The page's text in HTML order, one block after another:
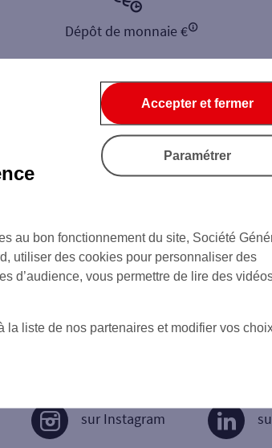
Dépôt de monnaie €
sur Instagram
au bon fonctionnement du site, Société
utiliser des cookies pour personnaliser des
d’audience, vous permettre de lire des
liste de nos partenaires et modifier vos
Accepter et fermer
Paramétrer